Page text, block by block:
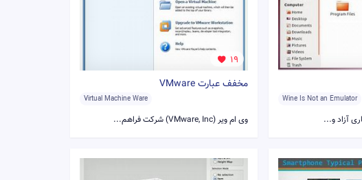
Wine Is Not an Emulator
19
مخفف عبارت VMware
Virtual Machine Ware
وی ام ویر (VMware, Inc) شرکت فراهم...